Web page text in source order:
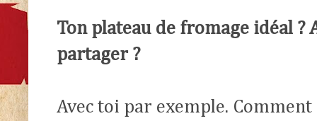
Ton plateau de fromage idéal ?
partager ?
Avec toi par exemple. Comment